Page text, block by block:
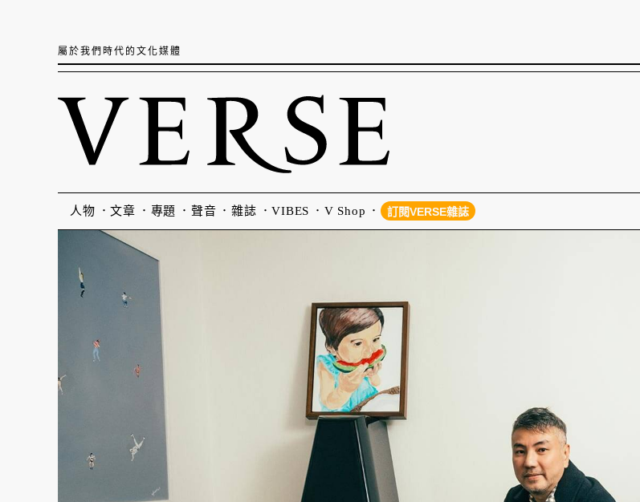
屬於我們時代的文化媒體
人物 文章 專題 聲音 雜誌 VIBES V Shop 訂閱VERSE雜誌